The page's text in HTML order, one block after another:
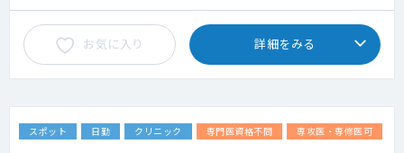
お気に入り 詳細をみる
スポット 日勤 クリニック 専門医資格不問 専攻医・専修医可